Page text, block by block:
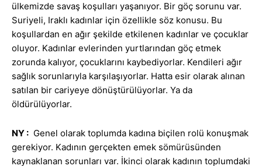
ülkemizde savaş koşulları yaşanıyor. Bir göç sorunu var.
Suriyeli, Iraklı kadınlar için özellikle söz konusu. Bu
koşullardan en ağır şekilde etkilenen kadınlar ve çocuklar
oluyor. Kadınlar evlerinden yurtlarından göç etmek
zorunda kalıyor, çocuklarını kaybediyorlar. Kendileri ağır
sağlık sorunlarıyla karşılaşıyorlar. Hatta esir olarak alınan
satılan bir cariyeye dönüştürülüyorlar. Ya da
öldürülüyorlar.
NY : Genel olarak toplumda kadına biçilen rolü konuşmak
gerekiyor. Kadının gerçekten emek sömürüsünden
kaynaklanan sorunları var. İkinci olarak kadının toplumdaki